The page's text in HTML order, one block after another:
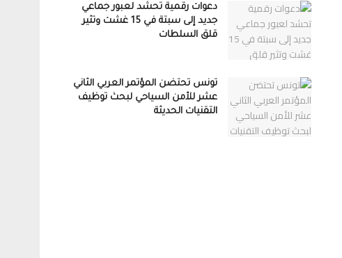
دعوات رقمية تحشد لعبور جماعي
جديد إلى سبتة في 15 غشت وتثير
قلق السلطات
تونس تحتضن المؤتمر العربي الثاني
عشر للأمن السياحي لبحث توظيف
التقنيات الحديثة